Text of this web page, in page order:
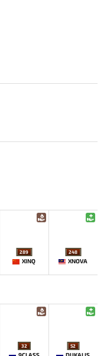
289
XINQ
248
XNOVA
32 52